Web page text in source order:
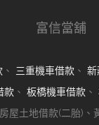
富信當舖
、 三重機車借款 、 新
款 、 板橋機車借款 、
屋土地借款(二胎)、